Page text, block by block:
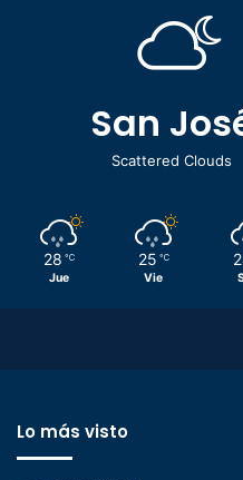
San
Scattered Clouds
28 ℃
Jue
25 ℃
Vie
Lo más visto